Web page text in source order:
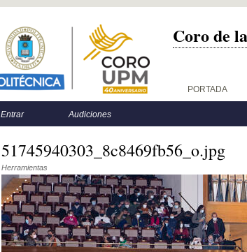
Coro de
PORTADA
Entrar Audiciones
51745940303_8c8469fb56_o.jpg
Herramientas